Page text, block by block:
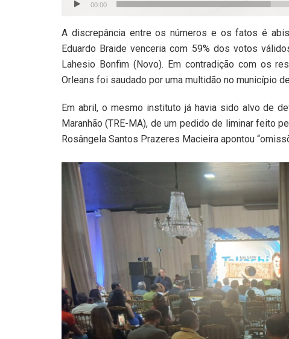
00:00
A discrepância entre os números e os fatos é
Eduardo Braide venceria com 59% dos votos
Lahesio Bonfim (Novo). Em contradição com os
Orleans foi saudado por uma multidão no município
Em abril, o mesmo instituto já havia sido alvo de
Maranhão (TRE-MA), de um pedido de liminar feito
Rosângela Santos Prazeres Macieira apontou